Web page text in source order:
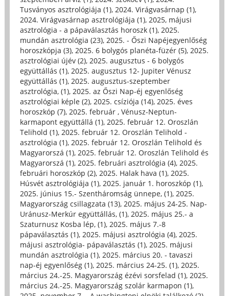
Tusványos asztrológiája (1), 2024. Virágvasárnap (1),
2024. Virágvasárnap asztrológiája (1), 2025, májusi
asztrológia - a pápaválasztás horoszk (1), 2025.
mundán asztrológia (23), 2025. - Őszi Napéjegyenlőség
horoszkópja (3), 2025. 6 bolygós planéta-füzér (5), 2025.
asztrológiai újév (2), 2025. augusztus - 6 bolygós
együttállás (1), 2025. augusztus 12- Jupiter Vénusz
együttállás (1), 2025. augusztus-szeptember
asztrológia, (1), 2025. az Őszi Nap-éj egyenlőség
asztrológiai képle (2), 2025. csíziója (14), 2025. éves
horoszkóp (7), 2025. február , Vénusz-Neptun-
karmapont együttállá (1), 2025. február 12. Oroszlán
Telihold (1), 2025. február 12. Oroszlán Telihold -
asztrológia (1), 2025. február 12. Oroszlán Telihold és
Magyarorszá (1), 2025. február 12. Oroszlán Telihold és
Magyarorszá (1), 2025. februári asztrológia (4), 2025.
februári horoszkóp (2), 2025. Halak hava (1), 2025.
Húsvét asztrológiája (1), 2025. január 1. horoszkóp (1),
2025. június 15.- Szentháromság ünnepe, (1), 2025.
Magyarország csillagzata (13), 2025. május 24-25. Nap-
Uránusz-Merkúr együttállás, (1), 2025. május 25.- a
Szaturnusz Kosba lép, (1), 2025. május 7.-8
pápaválasztás (1), 2025. májusi asztrológia (4), 2025.
májusi asztrológia- pápaválasztás (1), 2025. májusi
mundán asztrológia (1), 2025. március 20. - tavaszi
nap-éj egyenlőség (1), 2025. március 24-25. (1), 2025.
március 24.-25. Magyarország ézévi sorsfelad (1), 2025.
március 24.-25. Magyarország szolár karmapon (1),